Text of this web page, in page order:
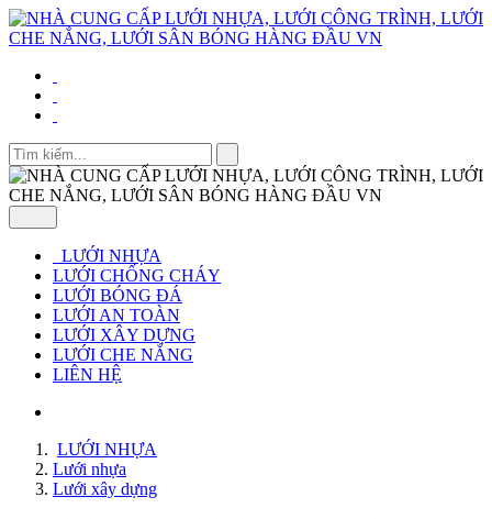
LƯỚI NHỰA
LƯỚI CHỐNG CHÁY
LƯỚI BÓNG ĐÁ
LƯỚI AN TOÀN
LƯỚI XÂY DỰNG
LƯỚI CHE NẮNG
LIÊN HỆ
LƯỚI NHỰA
Lưới nhựa
Lưới xây dựng